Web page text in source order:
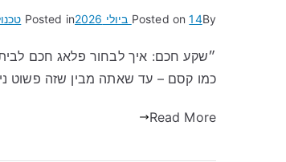
By
Posted on14 ביולי 2026 Posted in
״שקע חכם: איך לבחור פלאג חכם
כמו קסם – עד שאתה מבין שזה פשוט
Read More